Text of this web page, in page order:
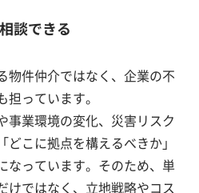
談できる
物件仲介ではなく、企業の不
っています。
事業環境の変化、災害リスク
こに拠点を構えるべきか」
なっています。そのため、単
けではなく、立地戦略やコス